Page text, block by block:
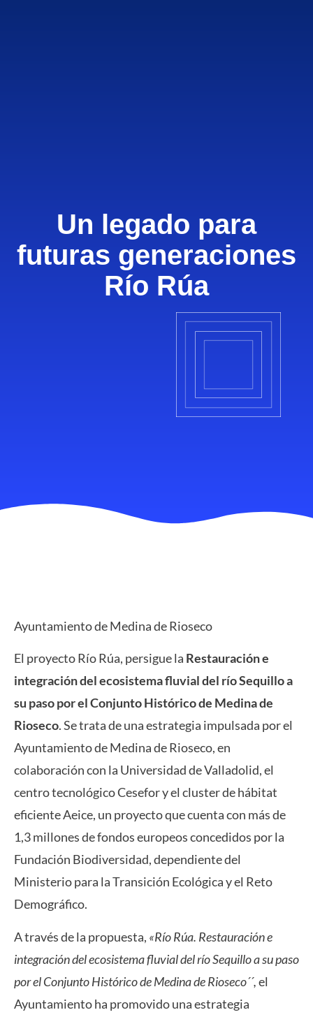
Un legado para
futuras generaciones
Río Rúa
Ayuntamiento de Medina de Rioseco
El proyecto Río Rúa, persigue la Restauración e
integración del ecosistema fluvial del río Sequillo a
su paso por el Conjunto Histórico de Medina de
Rioseco. Se trata de una estrategia impulsada por el
Ayuntamiento de Medina de Rioseco, en
colaboración con la Universidad de Valladolid, el
centro tecnológico Cesefor y el cluster de hábitat
eficiente Aeice, un proyecto que cuenta con más de
1,3 millones de fondos europeos concedidos por la
Fundación Biodiversidad, dependiente del
Ministerio para la Transición Ecológica y el Reto
Demográfico.
A través de la propuesta, «Río Rúa. Restauración e
integración del ecosistema fluvial del río Sequillo a su paso
por el Conjunto Histórico de Medina de Rioseco´´,el
Ayuntamiento ha promovido una estrategia